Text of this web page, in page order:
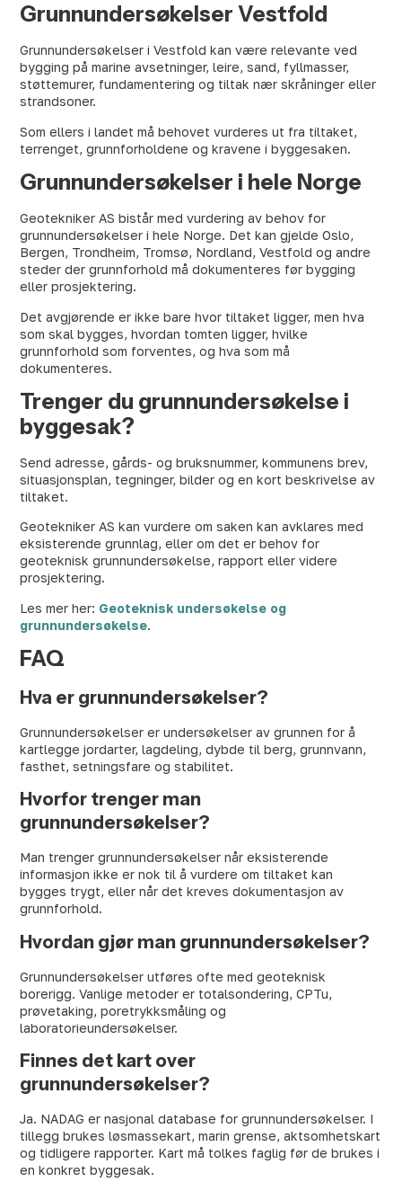
Grunnundersøkelser Vestfold
Grunnundersøkelser i Vestfold kan være relevante ved
bygging på marine avsetninger, leire, sand, fyllmasser,
støttemurer, fundamentering og tiltak nær skråninger eller
strandsoner.
Som ellers i landet må behovet vurderes ut fra tiltaket,
terrenget, grunnforholdene og kravene i byggesaken.
Grunnundersøkelser i hele Norge
Geotekniker AS bistår med vurdering av behov for
grunnundersøkelser i hele Norge. Det kan gjelde Oslo,
Bergen, Trondheim, Tromsø, Nordland, Vestfold og andre
steder der grunnforhold må dokumenteres før bygging
eller prosjektering.
Det avgjørende er ikke bare hvor tiltaket ligger, men hva
som skal bygges, hvordan tomten ligger, hvilke
grunnforhold som forventes, og hva som må
dokumenteres.
Trenger du grunnundersøkelse i
byggesak?
Send adresse, gårds- og bruksnummer, kommunens brev,
situasjonsplan, tegninger, bilder og en kort beskrivelse av
tiltaket.
Geotekniker AS kan vurdere om saken kan avklares med
eksisterende grunnlag, eller om det er behov for
geoteknisk grunnundersøkelse, rapport eller videre
prosjektering.
Les mer her: Geoteknisk undersøkelse og
grunnundersøkelse.
FAQ
Hva er grunnundersøkelser?
Grunnundersøkelser er undersøkelser av grunnen for å
kartlegge jordarter, lagdeling, dybde til berg, grunnvann,
fasthet, setningsfare og stabilitet.
Hvorfor trenger man
grunnundersøkelser?
Man trenger grunnundersøkelser når eksisterende
informasjon ikke er nok til å vurdere om tiltaket kan
bygges trygt, eller når det kreves dokumentasjon av
grunnforhold.
Hvordan gjør man grunnundersøkelser?
Grunnundersøkelser utføres ofte med geoteknisk
borerigg. Vanlige metoder er totalsondering, CPTu,
prøvetaking, poretrykksmåling og
laboratorieundersøkelser.
Finnes det kart over
grunnundersøkelser?
Ja. NADAG er nasjonal database for grunnundersøkelser. I
tillegg brukes løsmassekart, marin grense, aktsomhetskart
og tidligere rapporter. Kart må tolkes faglig før de brukes i
en konkret byggesak.